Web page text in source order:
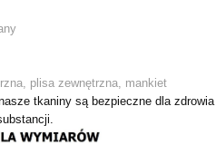
plisa zewnętrzna, mankiet
tkaniny są bezpieczne dla zdrowia